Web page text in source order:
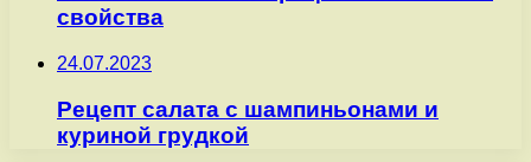
свойства
24.07.2023
Рецепт салата с шампиньонами и
куриной грудкой